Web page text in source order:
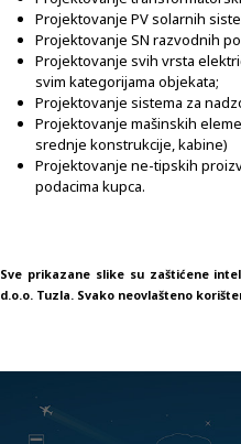
Projektovanje PV solarnih
Projektovanje SN razvodnih
Projektovanje svih vrsta
svim kategorijama objekata;
Projektovanje sistema za
Projektovanje mašinskih
srednje konstrukcije, kabine)
Projektovanje ne-tipskih
podacima kupca.
Sve prikazane slike su zaštićene
d.o.o. Tuzla. Svako neovlašteno